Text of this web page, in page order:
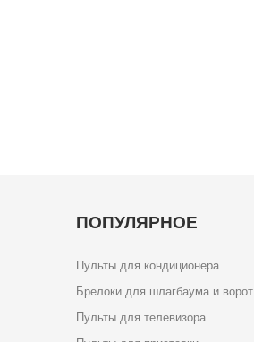
ПОПУЛЯРНОЕ
Пульты для кондиционера
Брелоки для шлагбаума и ворот
Пульты для телевизора